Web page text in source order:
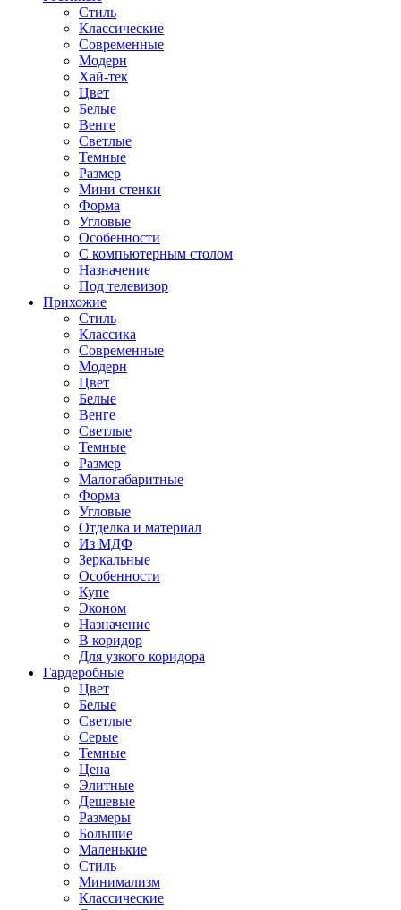
Стиль
Классические
Современные
Модерн
Хай-тек
Цвет
Белые
Венге
Светлые
Темные
Размер
Мини стенки
Форма
Угловые
Особенности
С компьютерным столом
Назначение
Под телевизор
Прихожие
Стиль
Классика
Современные
Модерн
Цвет
Белые
Венге
Светлые
Темные
Размер
Малогабаритные
Форма
Угловые
Отделка и материал
Из МДФ
Зеркальные
Особенности
Купе
Эконом
Назначение
В коридор
Для узкого коридора
Гардеробные
Цвет
Белые
Светлые
Серые
Темные
Цена
Элитные
Дешевые
Размеры
Большие
Маленькие
Стиль
Минимализм
Классические